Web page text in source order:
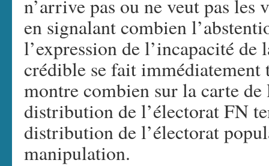
n’arrive pas ou ne veut pas
en signalant combien
l’expression de l’incapacité
crédible se fait
montre combien sur la carte de
distribution de l’électorat FN
distribution de l’électorat
manipulation.